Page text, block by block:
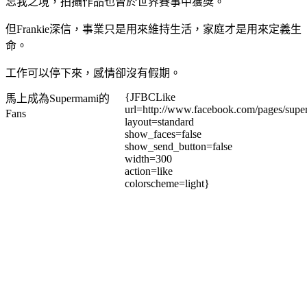
但Frankie深信，事業只是用來維持生活，家庭才是用來定義生
命。
工作可以停下來，感情卻沒有假期。
馬上成為Supermami的
Fans
{JFBCLike
url=http://www.facebook.com/pages/
layout=standard
show_faces=false
show_send_button=false
width=300
action=like
colorscheme=light}